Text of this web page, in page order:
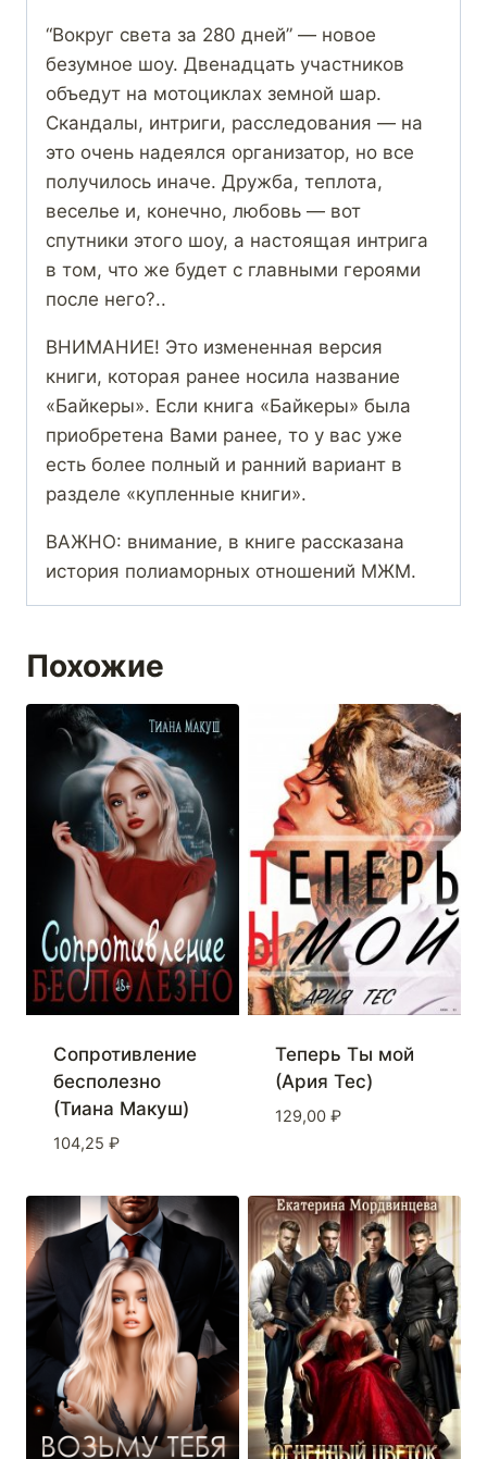
“Вокруг света за 280 дней” — новое
безумное шоу. Двенадцать участников
объедут на мотоциклах земной шар.
Скандалы, интриги, расследования — на
это очень надеялся организатор, но все
получилось иначе. Дружба, теплота,
веселье и, конечно, любовь — вот
спутники этого шоу, а настоящая интрига
в том, что же будет с главными героями
после него?..
ВНИМАНИЕ! Это измененная версия
книги, которая ранее носила название
«Байкеры». Если книга «Байкеры» была
приобретена Вами ранее, то у вас уже
есть более полный и ранний вариант в
разделе «купленные книги».
ВАЖНО: внимание, в книге рассказана
история полиаморных отношений МЖМ.
Похожие
Сопротивление
бесполезно
(Тиана Макуш)
104,25 ₽
Теперь Ты мой
(Ария Тес)
129,00 ₽